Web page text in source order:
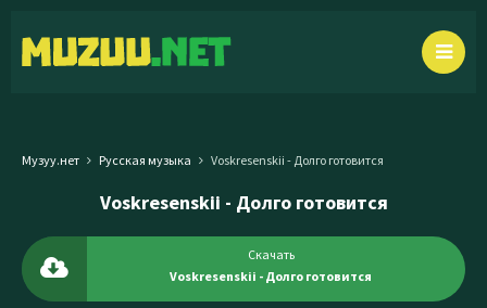
Музуу.нет Русская музыка Voskresenskii - Долго готовится
Voskresenskii - Долго готовится
Скачать
Voskresenskii - Долго готовится